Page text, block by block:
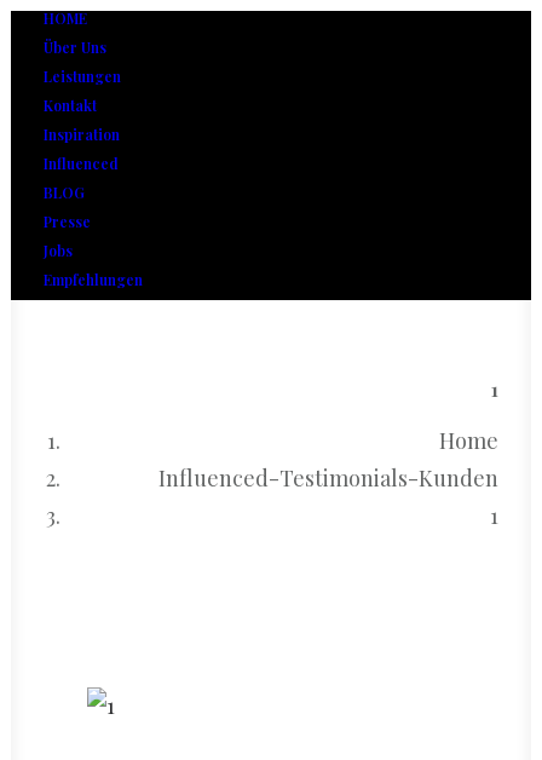
HOME
Über Uns
Leistungen
Kontakt
Inspiration
Influenced
BLOG
Presse
Jobs
Empfehlungen
1
Home
Influenced-Testimonials-Kunden
1